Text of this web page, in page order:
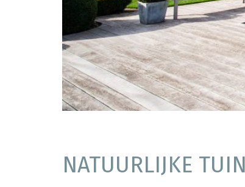
NATUURLIJKE